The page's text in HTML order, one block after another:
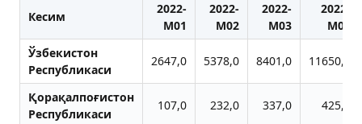
Кесим
2022-
M01
2022-
M02
2022-
M03
2022-
M04
Ўзбекистон
Республикаси
2647,0 5378,0 8401,0 11650,0
Қорақалпоғистон
Республикаси
107,0 232,0 337,0 425,0